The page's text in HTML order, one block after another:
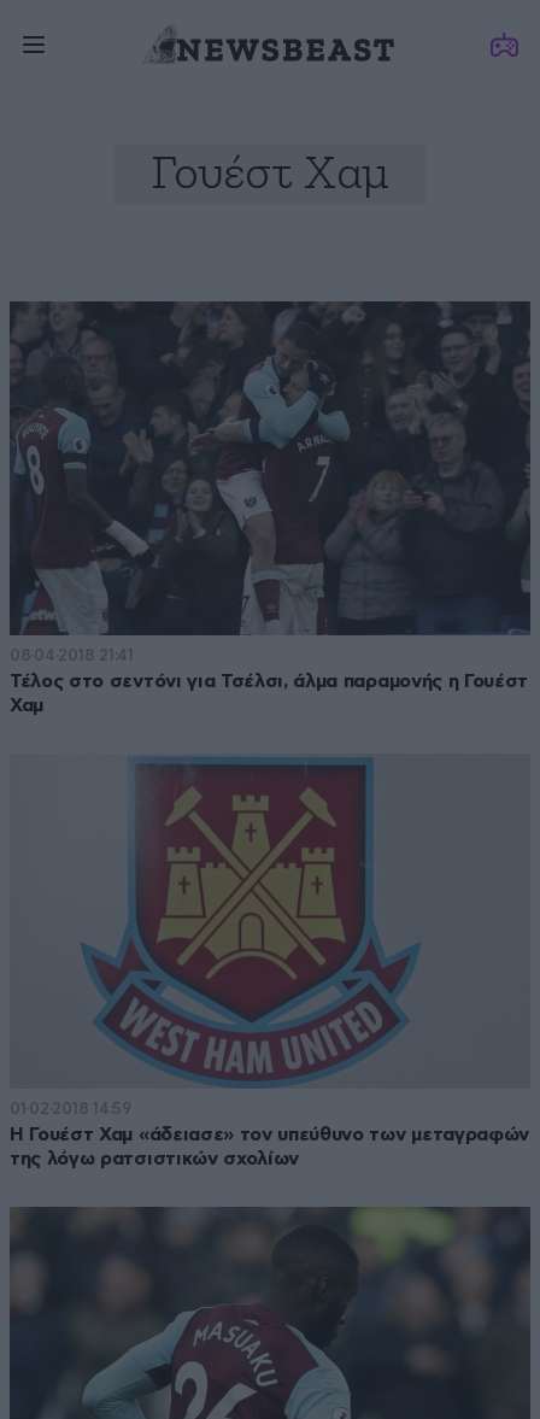
Γουέστ Χαμ
08·04·2018 21:41
Τέλος στο σεντόνι για Τσέλσι, άλμα παραμονής η Γουέστ
Χαμ
01·02·2018 14:59
Η Γουέστ Χαμ «άδειασε» τον υπεύθυνο των μεταγραφών
της λόγω ρατσιστικών σχολίων